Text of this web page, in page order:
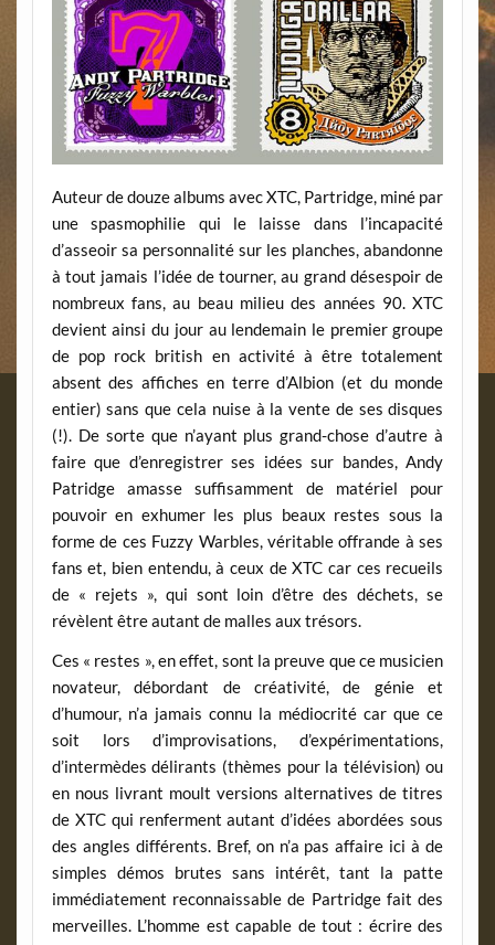
Auteur de douze albums avec XTC, Partridge, miné par
une spasmophilie qui le laisse dans l’incapacité
d’asseoir sa personnalité sur les planches, abandonne
à tout jamais l’idée de tourner, au grand désespoir de
nombreux fans, au beau milieu des années 90. XTC
devient ainsi du jour au lendemain le premier groupe
de pop rock british en activité à être totalement
absent des affiches en terre d’Albion (et du monde
entier) sans que cela nuise à la vente de ses disques
(!). De sorte que n’ayant plus grand-chose d’autre à
faire que d’enregistrer ses idées sur bandes, Andy
Patridge amasse suffisamment de matériel pour
pouvoir en exhumer les plus beaux restes sous la
forme de ces Fuzzy Warbles, véritable offrande à ses
fans et, bien entendu, à ceux de XTC car ces recueils
de « rejets », qui sont loin d’être des déchets, se
révèlent être autant de malles aux trésors.
Ces « restes », en effet, sont la preuve que ce musicien
novateur, débordant de créativité, de génie et
d’humour, n’a jamais connu la médiocrité car que ce
soit lors d’improvisations, d’expérimentations,
d’intermèdes délirants (thèmes pour la télévision) ou
en nous livrant moult versions alternatives de titres
de XTC qui renferment autant d’idées abordées sous
des angles différents. Bref, on n’a pas affaire ici à de
simples démos brutes sans intérêt, tant la patte
immédiatement reconnaissable de Partridge fait des
merveilles. L’homme est capable de tout : écrire des